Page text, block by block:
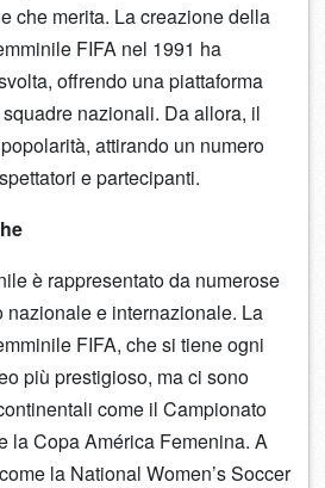
che merita. La creazione della
FIFA nel 1991 ha
offrendo una piattaforma
nazionali. Da allora, il
attirando un numero
e partecipanti.
è rappresentato da numerose
e internazionale. La
FIFA, che si tiene ogni
più prestigioso, ma ci sono
come il Campionato
la Copa América Femenina. A
la National Women’s Soccer